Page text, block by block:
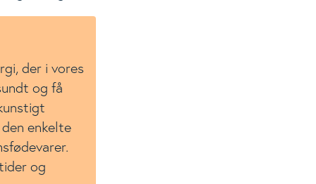
der i vores
og få
enkelte
og